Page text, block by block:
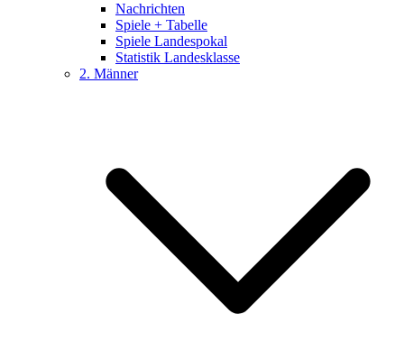
Nachrichten
Spiele + Tabelle
Spiele Landespokal
Statistik Landesklasse
2. Männer